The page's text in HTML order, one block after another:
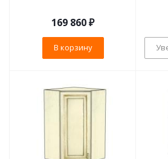
169 860₽
В корзину